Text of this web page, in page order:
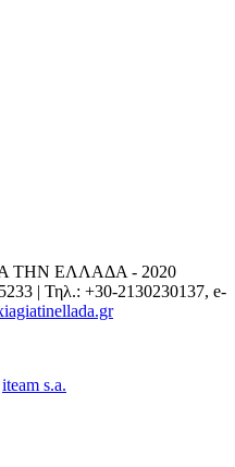
ΤΗΝ ΕΛΛΑΔΑ - 2020
| Τηλ.: +30-2130230137, e-
iteam s.a.